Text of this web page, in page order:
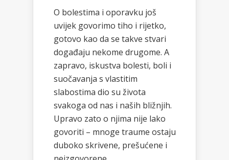
O bolestima i oporavku još
uvijek govorimo tiho i rijetko,
gotovo kao da se takve stvari
događaju nekome drugome. A
zapravo, iskustva bolesti, boli i
suočavanja s vlastitim
slabostima dio su života
svakoga od nas i naših bližnjih.
Upravo zato o njima nije lako
govoriti – mnoge traume ostaju
duboko skrivene, prešućene i